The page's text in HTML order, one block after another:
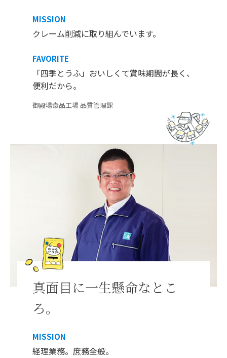
MISSION
クレーム削減に取り組んでいます。
FAVORITE
「四季とうふ」おいしくて賞味期間が長く、
便利だから。
御殿場食品工場 品質管理課
真面目に一生懸命なとこ
ろ。
MISSION
経理業務。庶務全般。